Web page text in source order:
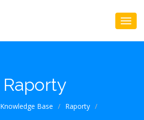
Raporty
Knowledge Base / Raporty /